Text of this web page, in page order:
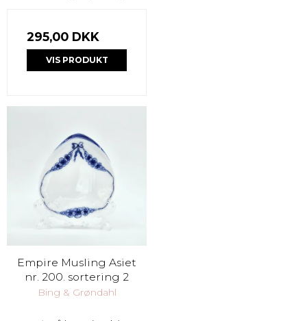
295,00 DKK
VIS PRODUKT
Empire Musling Asiet
nr. 200. sortering 2
Bing & Grøndahl